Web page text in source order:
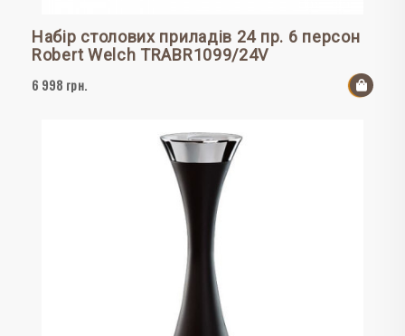
Набір столових приладів 24 пр. 6 персон
Robert Welch TRABR1099/24V
6 998 грн.
До